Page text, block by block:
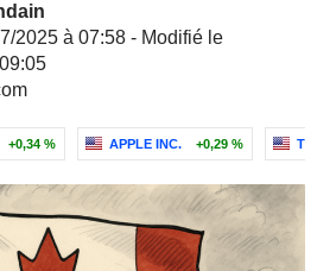
2025 à 07:58 - Modifié le
+0,34 % APPLE INC. +0,29 %